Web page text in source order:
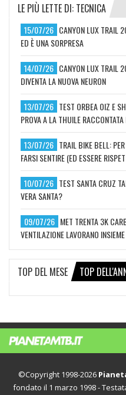
LE PIÙ LETTE DI: TECNICA
15/07/26 CANYON LUX TRAIL
ED È UNA SORPRESA
14/07/26 CANYON LUX TRAIL
DIVENTA LA NUOVA NEURON
13/07/26 TEST ORBEA OIZ E
PROVA A LA THUILE
13/07/26 TRAIL BIKE BELL:
FARSI SENTIRE (ED ESSERE
10/07/26 TEST SANTA CRUZ
VERA SANTA?
09/07/26 MET TRENTA 3K
VENTILAZIONE LAVORANO INSIEME
TOP DEL MESE TOP
©Copyright 1998-2026
fondato il 1 marzo 1998 -